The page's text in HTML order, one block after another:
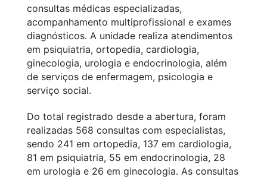
consultas médicas especializadas,
acompanhamento multiprofissional e exames
diagnósticos. A unidade realiza atendimentos
em psiquiatria, ortopedia, cardiologia,
ginecologia, urologia e endocrinologia, além
de serviços de enfermagem, psicologia e
serviço social.
Do total registrado desde a abertura, foram
realizadas 568 consultas com especialistas,
sendo 241 em ortopedia, 137 em cardiologia,
81 em psiquiatria, 55 em endocrinologia, 28
em urologia e 26 em ginecologia. As consultas